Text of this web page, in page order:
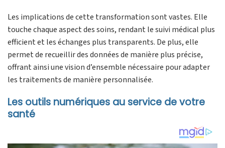
Les implications de cette transformation sont vastes. Elle
touche chaque aspect des soins, rendant le suivi médical plus
efficient et les échanges plus transparents. De plus, elle
permet de recueillir des données de manière plus précise,
offrant ainsi une vision d’ensemble nécessaire pour adapter
les traitements de manière personnalisée.
Les outils numériques au service de votre
santé